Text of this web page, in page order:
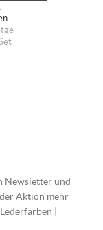
Newsletter und
Aktion mehr
|